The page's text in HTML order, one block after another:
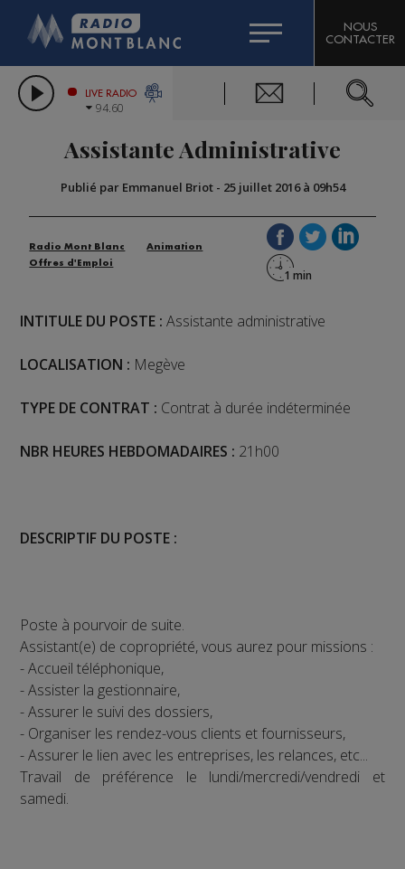
LES CHRONIQUES DE L'EXPERT
CITIZEN MACHINERY
GRAND MASSIF DOMAINES SKIABLES
BIGARD
COMPAGNIE DU MONT-BLANC
NOUS
CONTACTER
LIVE RADIO
94.60
Assistante Administrative
Publié par Emmanuel Briot- 25 juillet 2016 à 09h54
Radio Mont Blanc
Animation
Offres d'Emploi
INTITULE DU POSTE : Assistante administrative
LOCALISATION : Megève
TYPE DE CONTRAT : Contrat à durée indéterminée
NBR HEURES HEBDOMADAIRES : 21h00
DESCRIPTIF DU POSTE :
Poste à pourvoir de suite.
Assistant(e) de copropriété, vous aurez pour missions :
- Accueil téléphonique,
- Assister la gestionnaire,
- Assurer le suivi des dossiers,
- Organiser les rendez-vous clients et fournisseurs,
- Assurer le lien avec les entreprises, les relances, etc...
Travail de préférence le lundi/mercredi/vendredi et
samedi.